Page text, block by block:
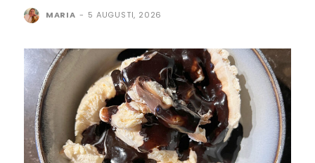
MARIA - 5 AUGUSTI, 2026